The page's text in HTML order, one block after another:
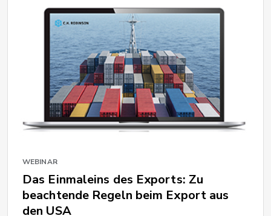
WEBINAR
Das Einmaleins des Exports: Zu
beachtende Regeln beim Export aus
den USA